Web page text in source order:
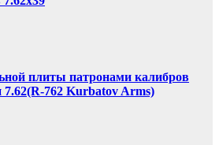
плиты патронами калибров
7.62(R-762 Kurbatov Arms)